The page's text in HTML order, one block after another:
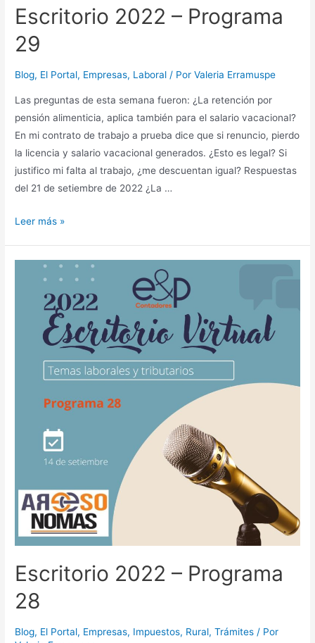
Escritorio 2022 – Programa
29
Blog, El Portal, Empresas, Laboral / PorValeria Erramuspe
Las preguntas de esta semana fueron: ¿La retención por
pensión alimenticia, aplica también para el salario vacacional?
En mi contrato de trabajo a prueba dice que si renuncio, pierdo
la licencia y salario vacacional generados. ¿Esto es legal? Si
justifico mi falta al trabajo, ¿me descuentan igual? Respuestas
del 21 de setiembre de 2022 ¿La …
Escritorio
Leer más »
Escritorio 2022 – Programa
28
Blog, El Portal, Empresas, Impuestos, Rural,Trámites / Por